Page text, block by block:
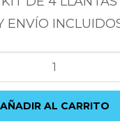
ENVÍO
AÑADIR AL CARRITO